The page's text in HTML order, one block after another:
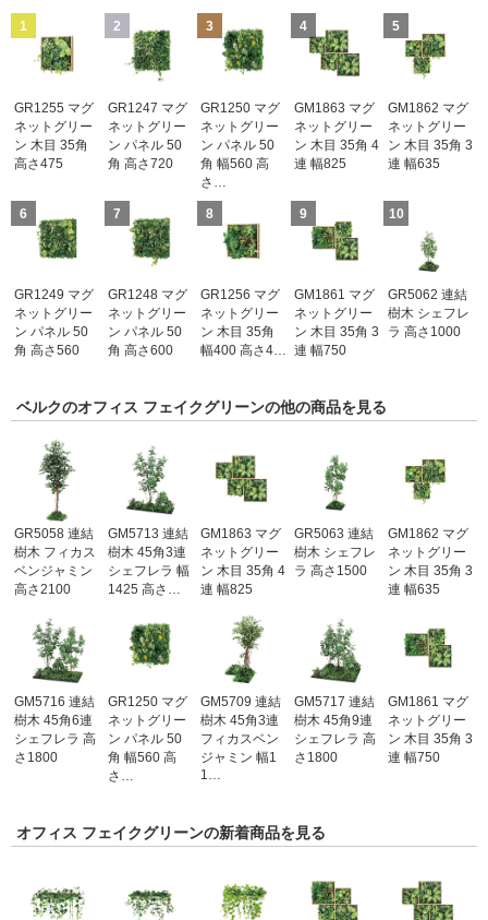
1
GR1255 マグ
ネットグリー
ン 木目 35角
高さ475
2
GR1247 マグ
ネットグリー
ン パネル 50
角 高さ720
3
GR1250 マグ
ネットグリー
ン パネル 50
角 幅560 高
さ…
4
GM1863 マグ
ネットグリー
ン 木目 35角 4
連 幅825
5
GM1862 マグ
ネットグリー
ン 木目 35角 3
連 幅635
6
GR1249 マグ
ネットグリー
ン パネル 50
角 高さ560
7
GR1248 マグ
ネットグリー
ン パネル 50
角 高さ600
8
GR1256 マグ
ネットグリー
ン 木目 35角
幅400 高さ4…
9
GM1861 マグ
ネットグリー
ン 木目 35角 3
連 幅750
10
GR5062 連結
樹木 シェフレ
ラ 高さ1000
ベルクのオフィス フェイクグリーンの他の商品を見る
GR5058 連結
樹木 フィカス
ベンジャミン
高さ2100
GM5713 連結
樹木 45角3連
シェフレラ 幅
1425 高さ…
GM1863 マグ
ネットグリー
ン 木目 35角 4
連 幅825
GR5063 連結
樹木 シェフレ
ラ 高さ1500
GM1862 マグ
ネットグリー
ン 木目 35角 3
連 幅635
GM5716 連結
樹木 45角6連
シェフレラ 高
さ1800
GR1250 マグ
ネットグリー
ン パネル 50
角 幅560 高
さ…
GM5709 連結
樹木 45角3連
フィカスベン
ジャミン 幅1
1…
GM5717 連結
樹木 45角9連
シェフレラ 高
さ1800
GM1861 マグ
ネットグリー
ン 木目 35角 3
連 幅750
オフィス フェイクグリーンの新着商品を見る